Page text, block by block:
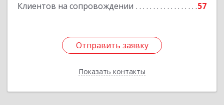
Клиентов на сопровождении 57
Отправить заявку
Показать контакты
Отправить заявку
Назад